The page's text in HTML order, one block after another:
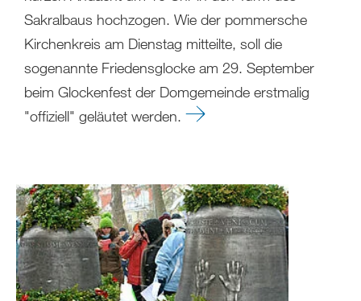
Sakralbaus hochzogen. Wie der pommersche
Kirchenkreis am Dienstag mitteilte, soll die
sogenannte Friedensglocke am 29. September
beim Glockenfest der Domgemeinde erstmalig
"offiziell" geläutet werden.